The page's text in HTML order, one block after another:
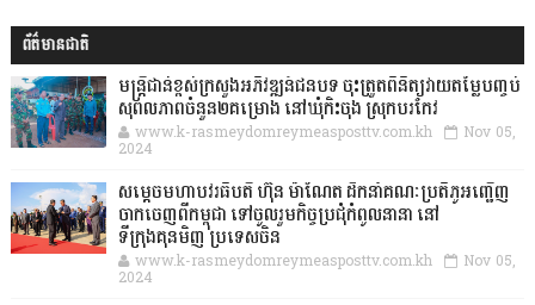
ព័ត៌មានជាតិ
មន្ត្រីជាន់ខ្ពស់ក្រសួងអភិវឌ្ឍន៍ជនបទ ចុះត្រួតពិនិត្យវាយតម្លៃបញ្ចប់
សុពលភាពចំនួន២គម្រោង នៅឃុំកិះចុង ស្រុកបរកែវ
www.k-rasmeydomreymeasposttv.com.kh Nov 05,
2024
សម្តេចមហាបវរធិបតី ហ៊ុន ម៉ាណែត ដឹកនាំគណៈប្រតិភូអញ្ជើញ
ចាកចេញពីកម្ពុជា ទៅចូលរួមកិច្ចប្រជុំកំពូលនានា នៅ
ទីក្រុងគុនមិញ ប្រទេសចិន
www.k-rasmeydomreymeasposttv.com.kh Nov 05,
2024